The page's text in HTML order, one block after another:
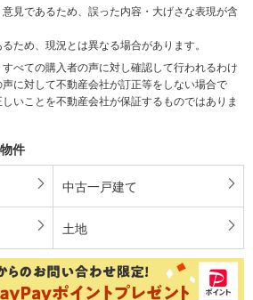
見であるため、誤った内容・大げさな表現が含
ため、現況とは異なる場合があります。
べての購入者の声に対し確認して行われるわけ
に対して不動産会社が訂正等をしない場合で
いことを不動産会社が保証するものではありま
件
中古一戸建て
土地